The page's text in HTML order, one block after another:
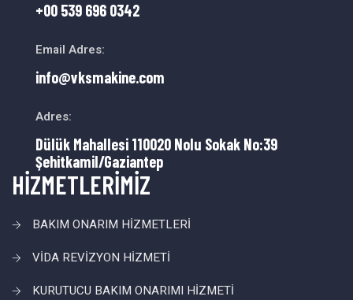
+00 539 696 0342
Email Adres:
info@vksmakine.com
Adres:
Dülük Mahallesi 110020 Nolu Sokak No:39
Şehitkamil/Gaziantep
HİZMETLERİMİZ
BAKIM ONARIM HİZMETLERİ
VİDA REVİZYON HİZMETİ
KURUTUCU BAKIM ONARIMI HİZMETİ